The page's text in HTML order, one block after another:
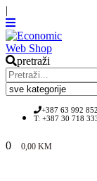
|
pretraži
+387 63 992
T: +387 30 718
0 0,00 KM